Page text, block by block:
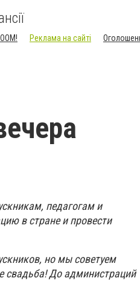
Реклама на сайті
педагогам и
в стране и провести
но мы советуем
свадьба! До администраций